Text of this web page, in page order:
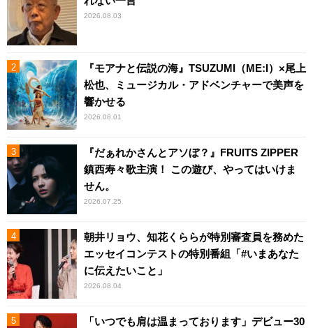
2026.08.03
『モアナと伝説の海』TSUZUMI（ME:I）×尾上
松也、ミュージカル・アドベンチャーで美声を
響かせる
2026.08.01
『だぁれかさんとアソぼ？』FRUITS ZIPPER
鎮西寿々歌主演！ この遊び、やってはいけま
せん。
2026.07.25
朝井リョウ、知花くららが特別審査員を務めた
エッセイコンテストの特別番組「#いまあなた
に伝えたいこと」
2026.08.04
「いつでも肩は温まっております」デビュー30